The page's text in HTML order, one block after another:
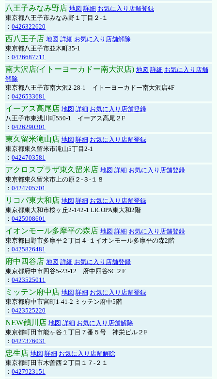
八王子みなみ野店 地図 詳細 お気に入り店舗登録
東京都八王子市みなみ野１丁目２-１
： 0426322620
西八王子店 地図 詳細 お気に入り店舗解除
東京都八王子市並木町35-1
： 0426687711
南大沢店(イトーヨーカドー南大沢店) 地図 詳細 お気に入り店舗
解除
東京都八王子市南大沢2-28-1 イトーヨーカドー南大沢店4F
： 0426533681
イーアス高尾店 地図 詳細 お気に入り店舗登録
八王子市東浅川町550-1 イーアス高尾２F
： 0426290301
東久留米滝山店 地図 詳細 お気に入り店舗登録
東京都東久留米市滝山5丁目2-1
： 0424703581
アクロスプラザ東久留米店 地図 詳細 お気に入り店舗登録
東京都東久留米市上の原２-３-１８
： 0424705701
リコパ東大和店 地図 詳細 お気に入り店舗登録
東京都東大和市桜ヶ丘2-142-1 LICOPA東大和2階
： 0425908601
イオンモール多摩平の森店 地図 詳細 お気に入り店舗登録
東京都日野市多摩平２丁目４-１イオンモール多摩平の森2階
： 0425826481
府中四谷店 地図 詳細 お気に入り店舗登録
東京都府中市四谷5-23-12 府中四谷SC２F
： 0423525011
ミッテン府中店 地図 詳細 お気に入り店舗登録
東京都府中市宮町1-41-2 ミッテン府中5階
： 0423525220
NEW鶴川店 地図 詳細 お気に入り店舗解除
東京都町田市能ヶ谷１丁目７番５号 神栄ビル２F
： 0427376031
忠生店 地図 詳細 お気に入り店舗解除
東京都町田市木曽西２丁目１７-２１
： 0427923151